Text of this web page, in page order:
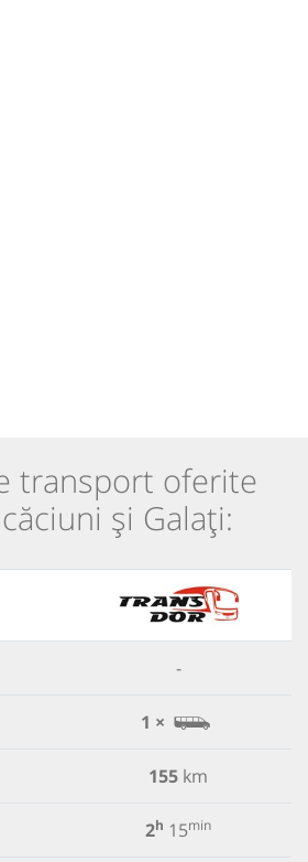
transport oferite
și Galați:
-
1 ×
155 km
2h 15min